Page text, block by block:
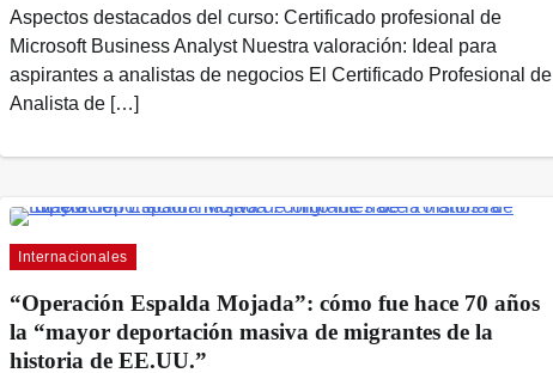
Aspectos destacados del curso: Certificado profesional de
Microsoft Business Analyst Nuestra valoración: Ideal para
aspirantes a analistas de negocios El Certificado Profesional de
Analista de […]
Internacionales
“Operación Espalda Mojada”: cómo fue hace 70 años
la “mayor deportación masiva de migrantes de la
historia de EE.UU.”